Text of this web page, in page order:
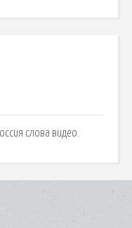
слова видео.